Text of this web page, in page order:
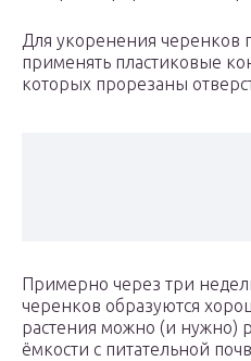
Для укоренения черенков
применять пластиковые
которых прорезаны
Примерно через три
черенков образуются
растения можно (и нужно)
ёмкости с питательной